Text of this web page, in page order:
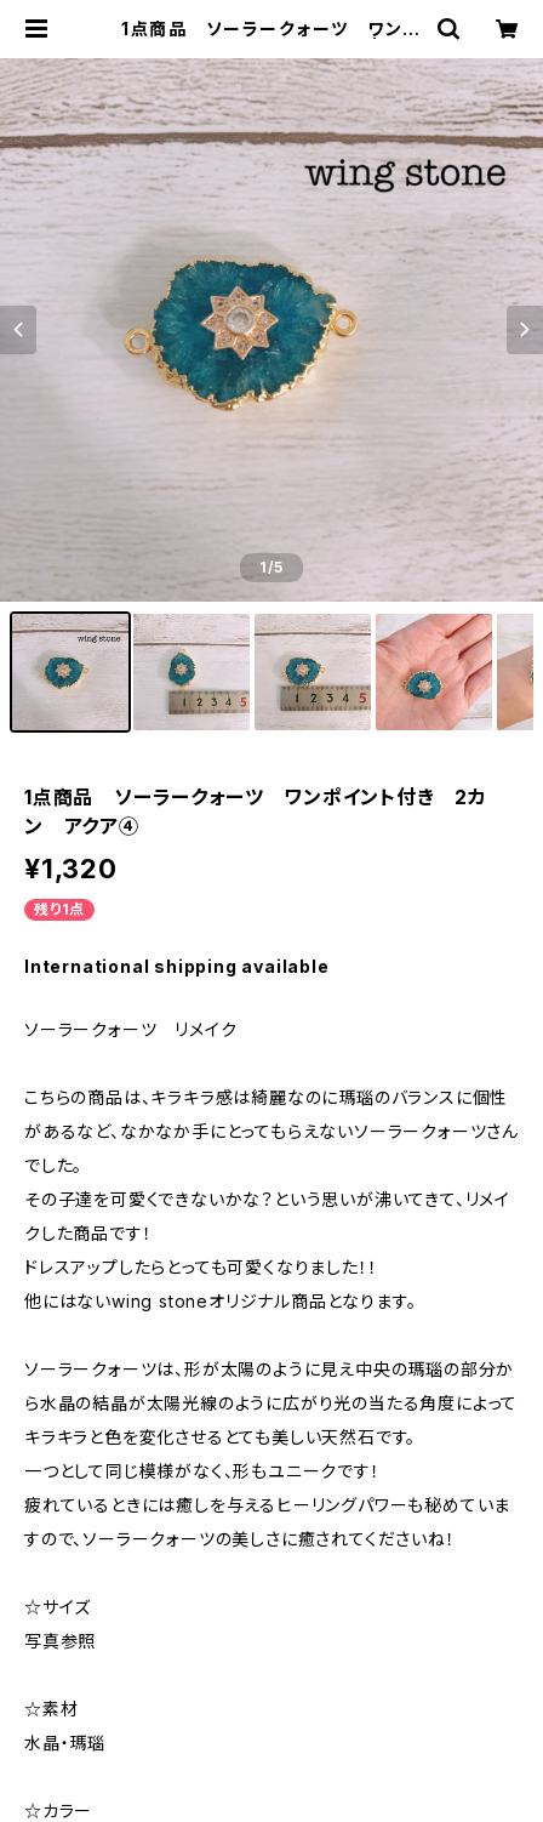
1点商品 ソーラークォーツ ワンポ
g stone ウィングストーン
1/5
1点商品 ソーラークォーツ ワンポイント付き 2カ
ン アクア④
¥1,320
残り1点
International shipping available
ソーラークォーツ リメイク
こちらの商品は、キラキラ感は綺麗なのに瑪瑙のバランスに個性
があるなど、なかなか手にとってもらえないソーラークォーツさん
でした。
その子達を可愛くできないかな？という思いが沸いてきて、リメイ
クした商品です！
ドレスアップしたらとっても可愛くなりました！！
他にはないwing stoneオリジナル商品となります。
ソーラークォーツは、形が太陽のように見え中央の瑪瑙の部分か
ら水晶の結晶が太陽光線のように広がり光の当たる角度によって
キラキラと色を変化させるとても美しい天然石です。
一つとして同じ模様がなく、形もユニークです！
疲れているときには癒しを与えるヒーリングパワーも秘めていま
すので、ソーラークォーツの美しさに癒されてくださいね！
☆サイズ
写真参照
☆素材
水晶・瑪瑙
☆カラー